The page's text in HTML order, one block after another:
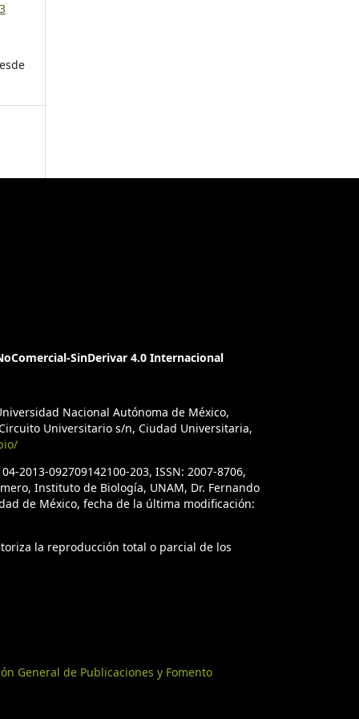
SinDerivar 4.0 Internacional
Nacional Autónoma de México,
Universitario s/n, Ciudad Universitaria,
2013-092709142100-203, ISSN: 2007-8706,
Instituto de Biología, UNAM, Dr. Fernando
de México, fecha de la última modificación:
la reproducción total o parcial de los
General de Publicaciones y Fomento